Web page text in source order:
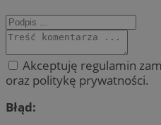
Akceptuję regulamin
oraz politykę prywatności.
Błąd: